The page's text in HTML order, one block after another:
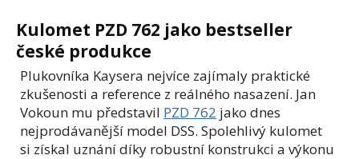
Kulomet PZD 762 jako bestseller
české produkce
Plukovníka Kaysera nejvíce zajímaly praktické
zkušenosti a reference z reálného nasazení. Jan
Vokoun mu představil PZD 762 jako dnes
nejprodávanější model DSS. Spolehlivý kulomet
si získal uznání díky robustní konstrukci a výkonu